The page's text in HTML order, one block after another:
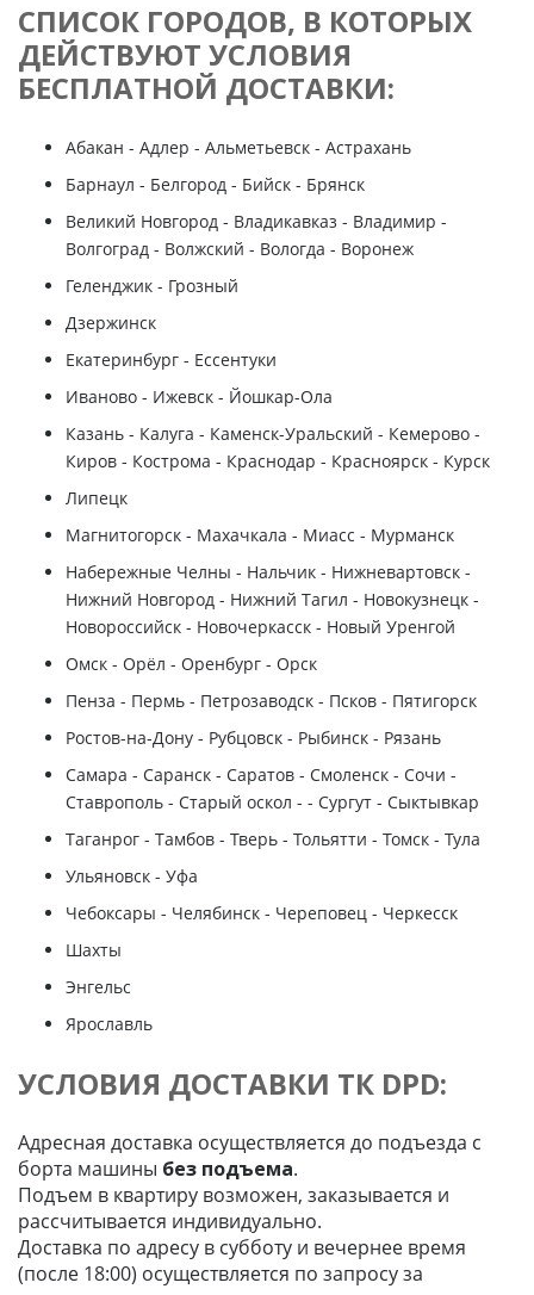
СПИСОК ГОРОДОВ, В КОТОРЫХ
ДЕЙСТВУЮТ УСЛОВИЯ
БЕСПЛАТНОЙ ДОСТАВКИ:
Абакан - Адлер - Альметьевск - Астрахань
Барнаул - Белгород - Бийск - Брянск
Великий Новгород - Владикавказ - Владимир -
Волгоград - Волжский - Вологда - Воронеж
Геленджик - Грозный
Дзержинск
Екатеринбург - Ессентуки
Иваново - Ижевск - Йошкар-Ола
Казань - Калуга - Каменск-Уральский - Кемерово -
Киров - Кострома - Краснодар - Красноярск - Курск
Липецк
Магнитогорск - Махачкала - Миасс - Мурманск
Набережные Челны - Нальчик - Нижневартовск -
Нижний Новгород - Нижний Тагил - Новокузнецк -
Новороссийск - Новочеркасск - Новый Уренгой
Омск - Орёл - Оренбург - Орск
Пенза - Пермь - Петрозаводск - Псков - Пятигорск
Ростов-на-Дону - Рубцовск - Рыбинск - Рязань
Самара - Саранск - Саратов - Смоленск - Сочи -
Ставрополь - Старый оскол - - Сургут - Сыктывкар
Таганрог - Тамбов - Тверь - Тольятти - Томск - Тула
Ульяновск - Уфа
Чебоксары - Челябинск - Череповец - Черкесск
Шахты
Энгельс
Ярославль
УСЛОВИЯ ДОСТАВКИ ТК DPD:
Адресная доставка осуществляется до подъезда с
борта машины без подъема.
Подъем в квартиру возможен, заказывается и
рассчитывается индивидуально.
Доставка по адресу в субботу и вечернее время
(после 18:00) осуществляется по запросу за